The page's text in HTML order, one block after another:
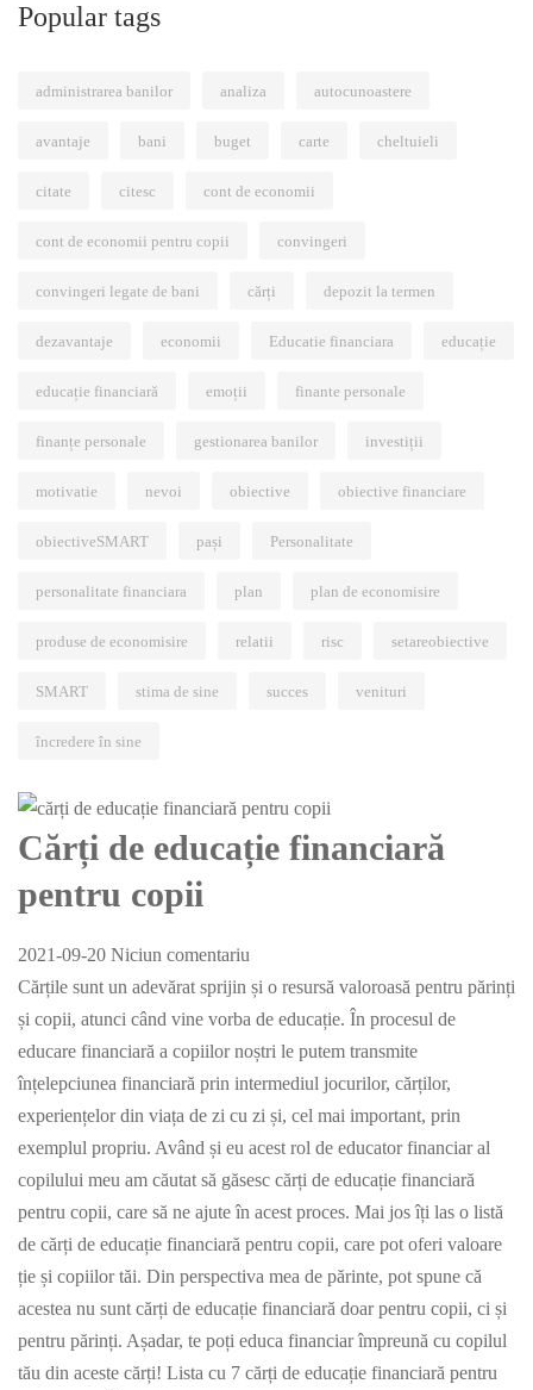
Popular tags
administrarea banilor analiza autocunoastere
avantaje bani buget carte cheltuieli
citate citesc cont de economii
cont de economii pentru copii convingeri
convingeri legate de bani cărți depozit la termen
dezavantaje economii Educatie financiara educație
educație financiară emoții finante personale
finanțe personale gestionarea banilor investiții
motivatie nevoi obiective obiective financiare
obiectiveSMART pași Personalitate
personalitate financiara plan plan de economisire
produse de economisire relatii risc setareobiective
SMART stima de sine succes venituri
încredere în sine
Cărți de educație financiară
pentru copii
2021-09-20 Niciun comentariu
Cărțile sunt un adevărat sprijin și o resursă valoroasă pentru părinți
și copii, atunci când vine vorba de educație. În procesul de
educare financiară a copiilor noștri le putem transmite
înțelepciunea financiară prin intermediul jocurilor, cărților,
experiențelor din viața de zi cu zi și, cel mai important, prin
exemplul propriu. Având și eu acest rol de educator financiar al
copilului meu am căutat să găsesc cărți de educație financiară
pentru copii, care să ne ajute în acest proces. Mai jos îți las o listă
de cărți de educație financiară pentru copii, care pot oferi valoare
ție și copiilor tăi. Din perspectiva mea de părinte, pot spune că
acestea nu sunt cărți de educație financiară doar pentru copii, ci și
pentru părinți. Așadar, te poți educa financiar împreună cu copilul
tău din aceste cărți! Lista cu 7 cărți de educație financiară pentru